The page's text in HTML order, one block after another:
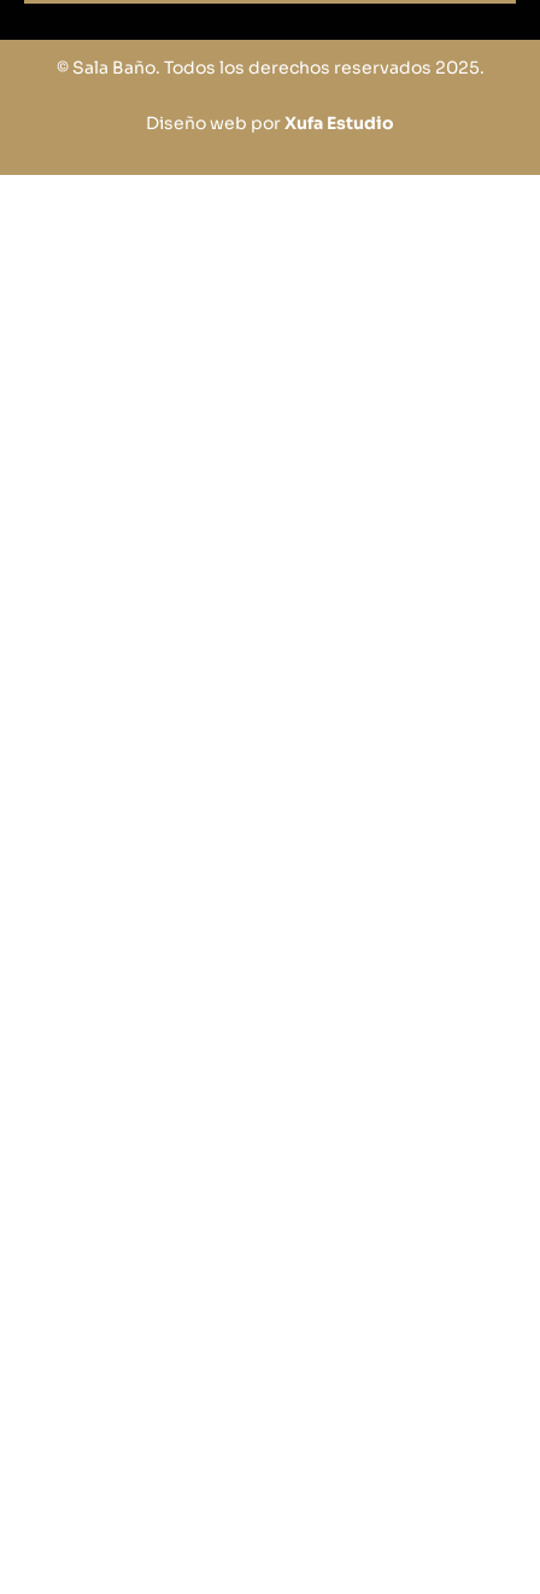
© Sala Baño. Todos los derechos reservados 2025.
Diseño web porXufa Estudio